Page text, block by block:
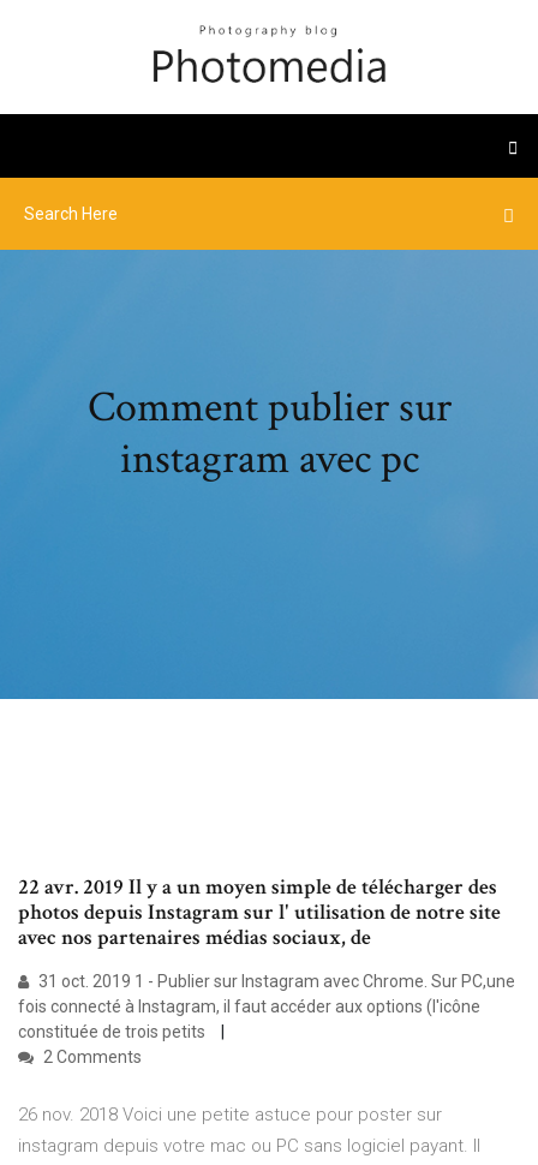
Comment publier sur
instagram avec pc
22 avr. 2019 Il y a un moyen simple de télécharger des
photos depuis Instagram sur l' utilisation de notre site
avec nos partenaires médias sociaux, de
31 oct. 2019 1 - Publier sur Instagram avec Chrome. Sur PC,une
fois connecté à Instagram, il faut accéder aux options (l'icône
constituée de trois petits
2 Comments
26 nov. 2018 Voici une petite astuce pour poster sur
instagram depuis votre mac ou PC sans logiciel payant. Il